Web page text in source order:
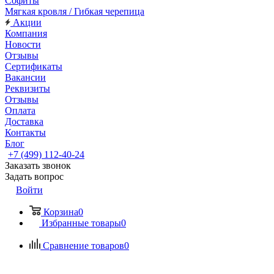
Мягкая кровля / Гибкая черепица
Акции
Компания
Новости
Отзывы
Сертификаты
Вакансии
Реквизиты
Отзывы
Оплата
Доставка
Контакты
Блог
+7 (499) 112-40-24
Заказать звонок
Задать вопрос
Войти
Корзина0
Избранные товары0
Сравнение товаров0